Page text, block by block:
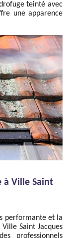
teinté avec
une apparence
à Ville Saint
performante et la
Saint Jacques
professionnels